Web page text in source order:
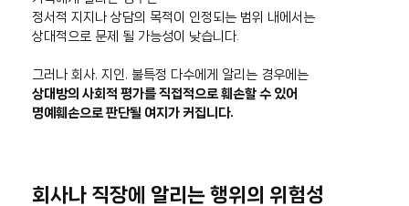
정서적 지지나 상담의 목적이 인정되는 범위 내에서는
상대적으로 문제 될 가능성이 낮습니다.
그러나 회사, 지인, 불특정 다수에게 알리는 경우에는
상대방의 사회적 평가를 직접적으로 훼손할 수 있어
명예훼손으로 판단될 여지가 커집니다.
회사나 직장에 알리는 행위의 위험성